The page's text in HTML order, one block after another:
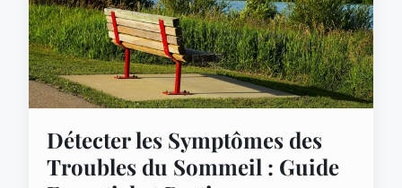
Détecter les Symptômes des
Troubles du Sommeil : Guide